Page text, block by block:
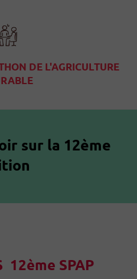
DE L'AGRICULTURE
sur la 12ème
12ème SPAP